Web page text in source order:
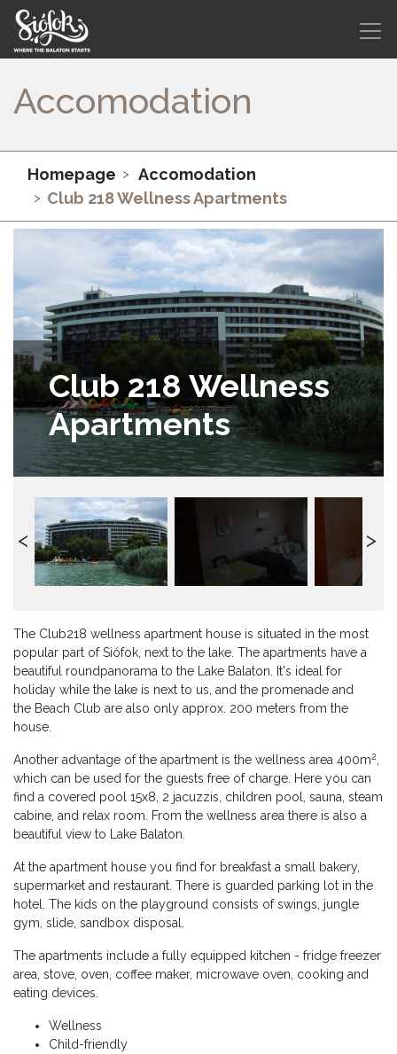
Accomodation
Homepage
Accomodation
Club 218 Wellness Apartments
Club 218 Wellness
Apartments
The Club218 wellness apartment house is situated in the most
popular part of Siófok, next to the lake. The apartments have a
beautiful roundpanorama to the Lake Balaton. It's ideal for
holiday while the lake is next to us, and the promenade and
the Beach Club are also only approx. 200 meters from the
house.
Another advantage of the apartment is the wellness area 400m2
which can be used for the guests free of charge. Here you can
find a covered pool 15x8, 2 jacuzzis, children pool, sauna, steam
cabine, and relax room. From the wellness area there is also a
beautiful view to Lake Balaton.
At the apartment house you find for breakfast a small bakery,
supermarket and restaurant. There is guarded parking lot in the
hotel. The kids on the playground consists of swings, jungle
gym, slide, sandbox disposal.
The apartments include a fully equipped kitchen - fridge freezer
area, stove, oven, coffee maker, microwave oven, cooking and
eating devices.
Wellness
Child-friendly